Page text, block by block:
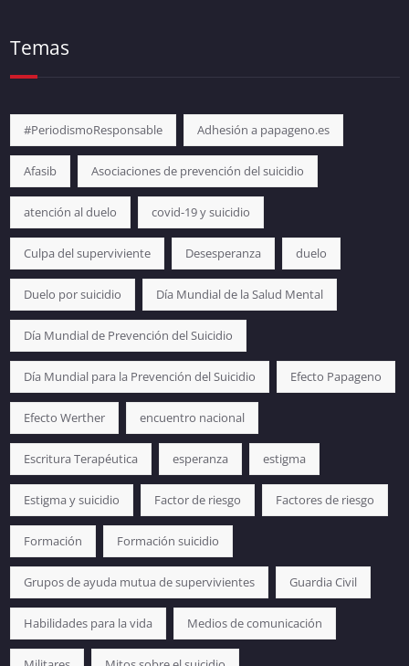
Temas
#PeriodismoResponsable Adhesión a papageno.es
Afasib Asociaciones de prevención del suicidio
atención al duelo covid-19 y suicidio
Culpa del superviviente Desesperanza duelo
Duelo por suicidio Día Mundial de la Salud Mental
Día Mundial de Prevención del Suicidio
Día Mundial para la Prevención del Suicidio Efecto Papageno
Efecto Werther encuentro nacional
Escritura Terapéutica esperanza estigma
Estigma y suicidio Factor de riesgo Factores de riesgo
Formación Formación suicidio
Grupos de ayuda mutua de supervivientes Guardia Civil
Habilidades para la vida Medios de comunicación